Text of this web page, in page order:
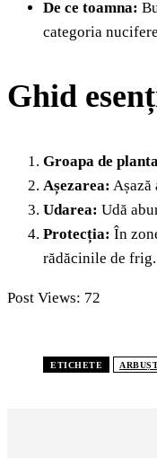
De ce toamna:
categoria
Ghid
Groapa de
Așezarea: Așază
Udarea: Udă
Protecția: În
rădăcinile de frig.
Post Views: 72
ETICHETE